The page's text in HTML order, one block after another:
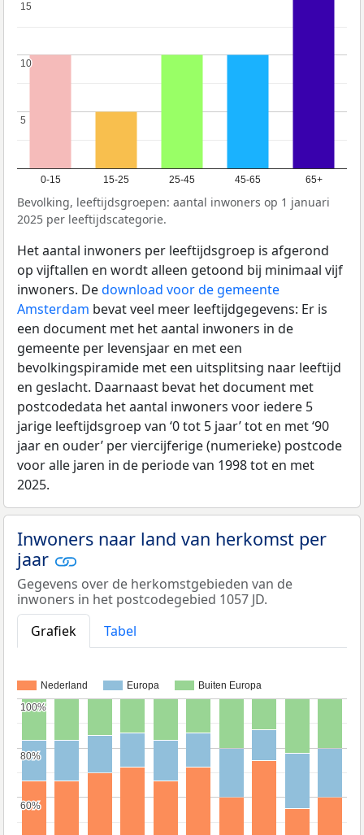
0-15 15-25 25-45 45-65 65+
5
5
10
10
15
15
Bevolking, leeftijdsgroepen: aantal inwoners op 1 januari
2025 per leeftijdscategorie.
Het aantal inwoners per leeftijdsgroep is afgerond
op vijftallen en wordt alleen getoond bij minimaal vijf
inwoners. Dedownload voor de gemeente
Amsterdam bevat veel meer leeftijdgegevens: Er is
een document met het aantal inwoners in de
gemeente per levensjaar en met een
bevolkingspiramide met een uitsplitsing naar leeftijd
en geslacht. Daarnaast bevat het document met
postcodedata het aantal inwoners voor iedere 5
jarige leeftijdsgroep van ‘0 tot 5 jaar’ tot en met ‘90
jaar en ouder’ per viercijferige (numerieke) postcode
voor alle jaren in de periode van 1998 tot en met
2025.
Inwoners naar land van herkomst per
jaar
Gegevens over de herkomstgebieden van de
inwoners in het postcodegebied 1057 JD.
Grafiek
Tabel
Nederland Europa Buiten Europa
60%
60%
80%
80%
100%
100%